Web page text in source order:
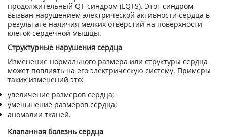
продолжительный QT-синдром (LQTS). Этот синдром
вызван нарушением электрической активности сердца в
результате наличия мелких отверстий на поверхности
клеток сердечной мышцы.
Структурные нарушения сердца
Изменение нормального размера или структуры сердца
может повлиять на его электрическую систему. Примеры
таких изменений это:
увеличение размеров сердца;
уменьшение размеров сердца;
аномалии тканей.
Клапанная болезнь сердца